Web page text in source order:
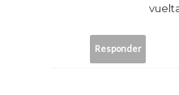
Responder